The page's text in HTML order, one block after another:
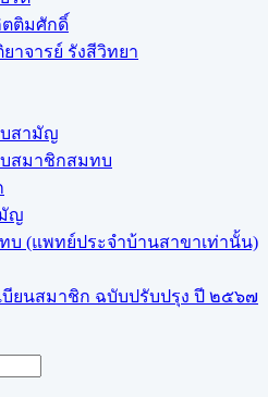
ตติมศักดิ์
าจารย์ รังสีวิทยา
บสามัญ
สมาชิกสมทบ
ญ
(แพทย์ประจำบ้านสาขาเท่านั้น)
บียนสมาชิก ฉบับปรับปรุง ปี ๒๕๖๗